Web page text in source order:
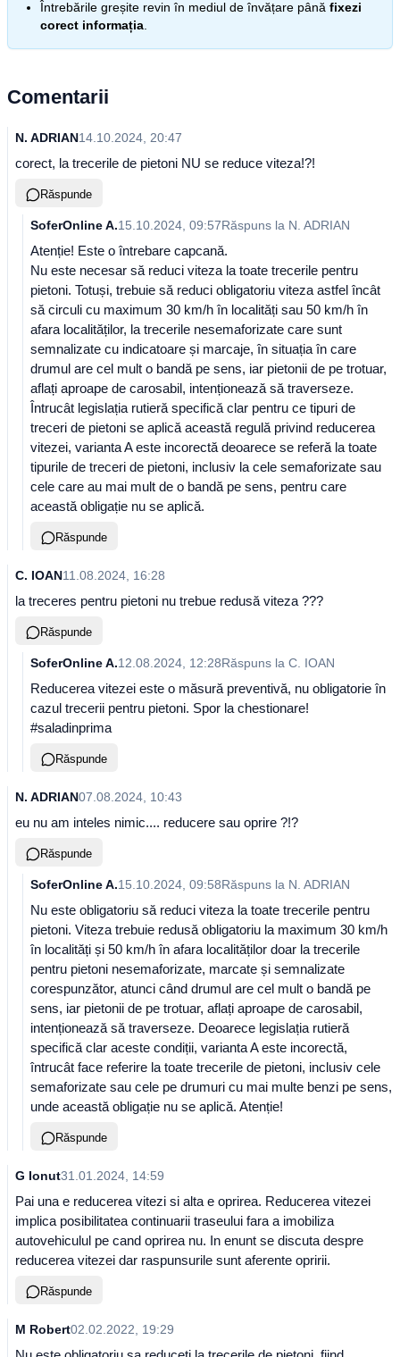
Întrebările greșite revin în mediul de învățare până fixezi
corect informația
Comentarii
N. ADRIAN14.10.2024, 20:47
corect, la trecerile de pietoni NU se reduce viteza!?!
Răspunde
SoferOnline A.15.10.2024, 09:57Răspuns la N. ADRIAN
Atenție! Este o întrebare capcană.
Nu este necesar să reduci viteza la toate trecerile pentru
pietoni. Totuși, trebuie să reduci obligatoriu viteza astfel încât
să circuli cu maximum 30 km/h în localități sau 50 km/h în
afara localităților, la trecerile nesemaforizate care sunt
semnalizate cu indicatoare și marcaje, în situația în care
drumul are cel mult o bandă pe sens, iar pietonii de pe trotuar,
aflați aproape de carosabil, intenționează să traverseze.
Întrucât legislația rutieră specifică clar pentru ce tipuri de
treceri de pietoni se aplică această regulă privind reducerea
vitezei, varianta A este incorectă deoarece se referă la toate
tipurile de treceri de pietoni, inclusiv la cele semaforizate sau
cele care au mai mult de o bandă pe sens, pentru care
această obligație nu se aplică.
Răspunde
C. IOAN11.08.2024, 16:28
la treceres pentru pietoni nu trebue redusă viteza ???
Răspunde
SoferOnline A.12.08.2024, 12:28Răspuns la C. IOAN
Reducerea vitezei este o măsură preventivă, nu obligatorie în
cazul trecerii pentru pietoni. Spor la chestionare!
#saladinprima
Răspunde
N. ADRIAN07.08.2024, 10:43
eu nu am inteles nimic.... reducere sau oprire ?!?
Răspunde
SoferOnline A.15.10.2024, 09:58Răspuns la N. ADRIAN
Nu este obligatoriu să reduci viteza la toate trecerile pentru
pietoni. Viteza trebuie redusă obligatoriu la maximum 30 km/h
în localități și 50 km/h în afara localităților doar la trecerile
pentru pietoni nesemaforizate, marcate și semnalizate
corespunzător, atunci când drumul are cel mult o bandă pe
sens, iar pietonii de pe trotuar, aflați aproape de carosabil,
intenționează să traverseze. Deoarece legislația rutieră
specifică clar aceste condiții, varianta A este incorectă,
întrucât face referire la toate trecerile de pietoni, inclusiv cele
semaforizate sau cele pe drumuri cu mai multe benzi pe sens,
unde această obligație nu se aplică. Atenție!
Răspunde
G Ionut31.01.2024, 14:59
Pai una e reducerea vitezi si alta e oprirea. Reducerea vitezei
implica posibilitatea continuarii traseului fara a imobiliza
autovehiculul pe cand oprirea nu. In enunt se discuta despre
reducerea vitezei dar raspunsurile sunt aferente opririi.
Răspunde
M Robert02.02.2022, 19:29